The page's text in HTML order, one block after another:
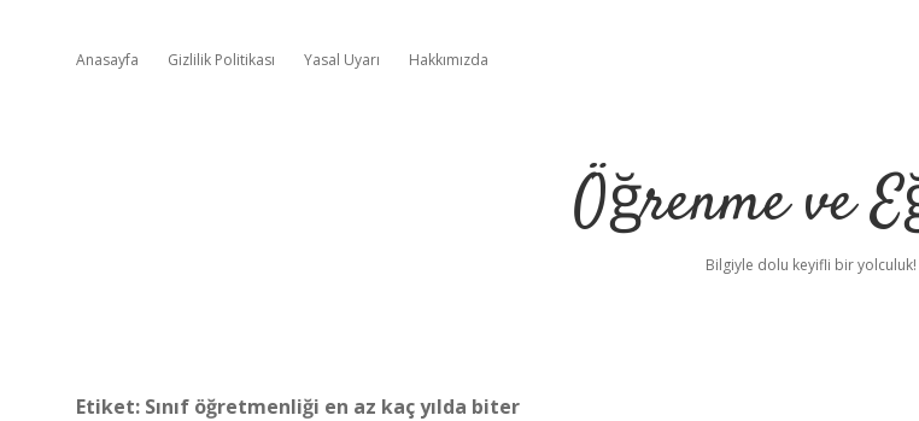
Anasayfa Gizlilik Politikası Yasal Uyarı Hakkımızda
Öğrenme ve
Bilgiyle dolu keyifli bir yolculuk!
Etiket: Sınıf öğretmenliği en az kaç yılda biter